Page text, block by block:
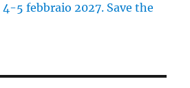
4-5 febbraio 2027. Save the